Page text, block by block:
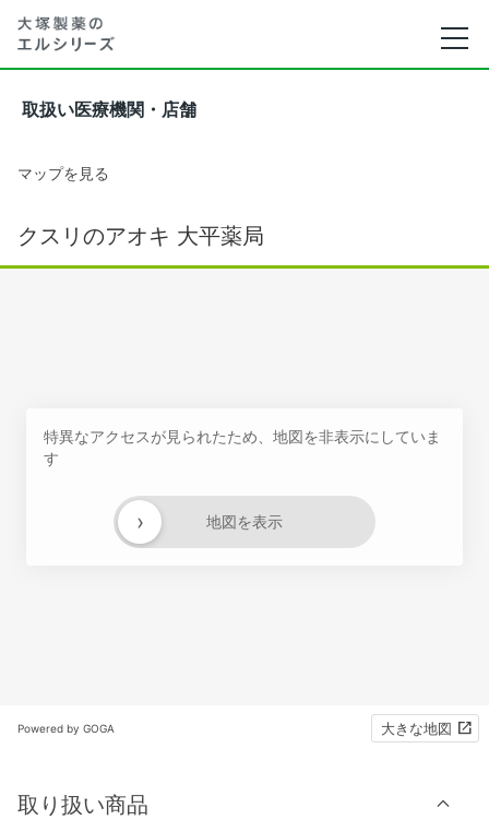
取扱い医療機関・店舗
マップを見る
クスリのアオキ 大平薬局
特異なアクセスが見られたため、地図を非表示にしていま
す
地図を表示
›
Powered by GOGA 大きな地図
取り扱い商品